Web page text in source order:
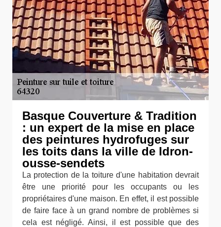
Basque Couverture & Tradition
: un expert de la mise en place
des peintures hydrofuges sur
les toits dans la ville de Idron-
ousse-sendets
La protection de la toiture d'une habitation devrait
être une priorité pour les occupants ou les
propriétaires d'une maison. En effet, il est possible
de faire face à un grand nombre de problèmes si
cela est négligé. Ainsi, il est possible que des